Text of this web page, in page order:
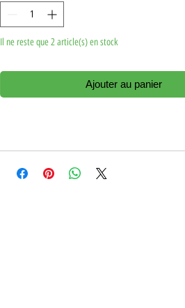
Il ne reste que 2 article(s) en stock
Ajouter au panier